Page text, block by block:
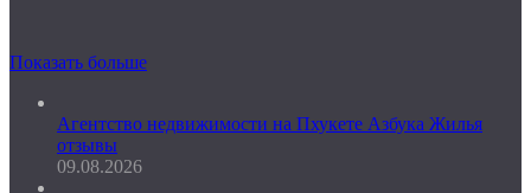
Показать больше
Агентство недвижимости на Пхукете Азбука Жилья
отзывы
09.08.2026